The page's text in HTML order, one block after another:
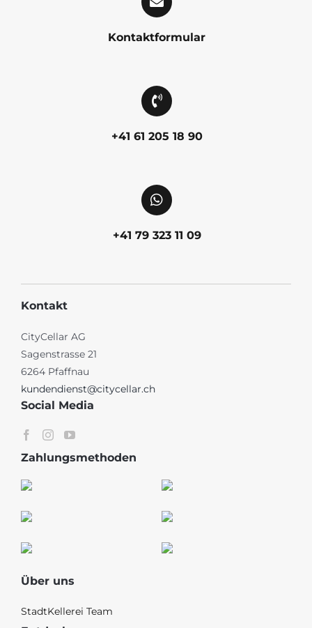
Kontaktformular
+41 61 205 18 90
+41 79 323 11 09
Kontakt
CityCellar AG
Sagenstrasse 21
6264 Pfaffnau
kundendienst@citycellar.ch
Social Media
Zahlungsmethoden
Über uns
StadtKellerei Team